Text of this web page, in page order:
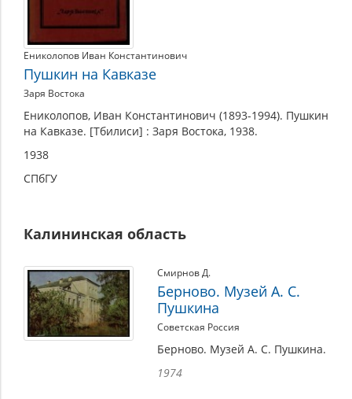
Ениколопов Иван Константинович
Пушкин на Кавказе
Заря Востока
Ениколопов, Иван Константинович (1893-1994). Пушкин
на Кавказе. [Тбилиси] : Заря Востока, 1938.
1938
СПбГУ
Калининская область
Смирнов Д.
Берново. Музей А. С.
Пушкина
Советская Россия
Берново. Музей А. С. Пушкина.
1974